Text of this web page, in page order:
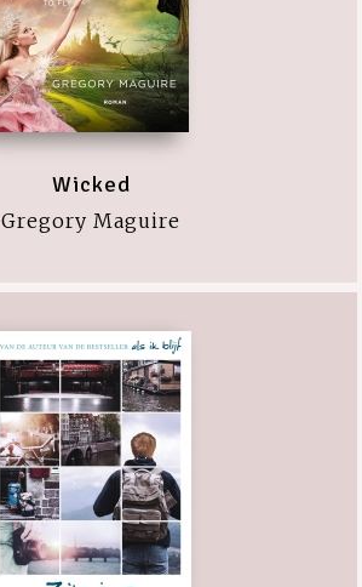
Wicked
Gregory Maguire